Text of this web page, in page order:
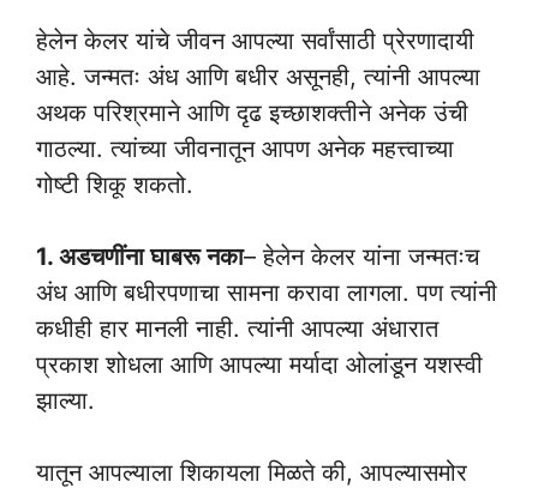
हेलेन केलर यांचे जीवन आपल्या सर्वांसाठी प्रेरणादायी
आहे. जन्मतः अंध आणि बधीर असूनही, त्यांनी आपल्या
अथक परिश्रमाने आणि दृढ इच्छाशक्तीने अनेक उंची
गाठल्या. त्यांच्या जीवनातून आपण अनेक महत्त्वाच्या
गोष्टी शिकू शकतो.
1. अडचणींना घाबरू नका– हेलेन केलर यांना जन्मतःच
अंध आणि बधीरपणाचा सामना करावा लागला. पण त्यांनी
कधीही हार मानली नाही. त्यांनी आपल्या अंधारात
प्रकाश शोधला आणि आपल्या मर्यादा ओलांडून यशस्वी
झाल्या.
यातून आपल्याला शिकायला मिळते की, आपल्यासमोर